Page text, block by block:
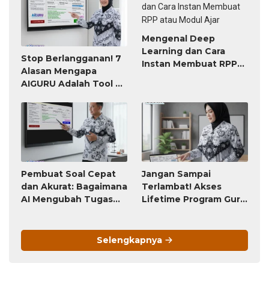
Stop Berlangganan! 7
Alasan Mengapa
AIGURU Adalah Tool AI
Worth It (Bayar 79
Ribu, Untung Seumur
Mengenal Deep
Learning dan Cara
Instan Membuat RPP
Pembuat Soal Cepat
dan Akurat: Bagaimana
AI Mengubah Tugas
Jangan Sampai
Terlambat! Akses
Lifetime Program Guru
Berubah Menjadi
Langganan Bulanan
Selengkapnya